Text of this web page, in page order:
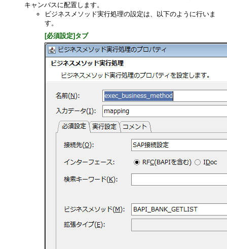
キャンバスに配置します。
ビジネスメソッド実行処理の設定は、以下のように行いま
す。
[必須設定]タブ